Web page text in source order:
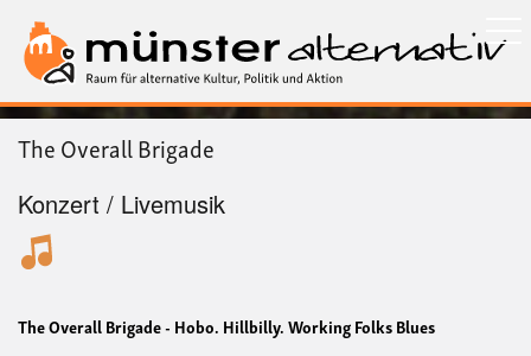
zum
Inhalt
The Overall Brigade
Konzert / Livemusik
The Overall Brigade - Hobo. Hillbilly. Working Folks Blues